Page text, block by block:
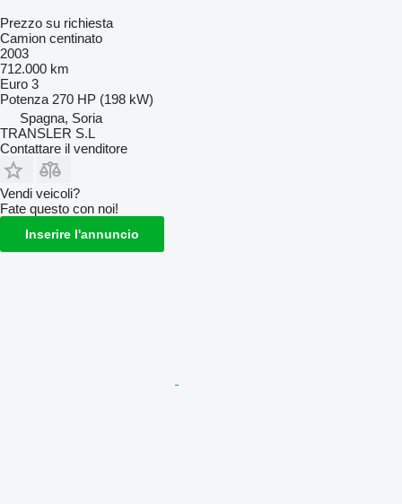
Prezzo su richiesta
Camion centinato
2003
712.000 km
Euro 3
Potenza 270 HP (198 kW)
Spagna, Soria
TRANSLER S.L
Contattare il venditore
Vendi veicoli?
Fate questo con noi!
Inserire l'annuncio